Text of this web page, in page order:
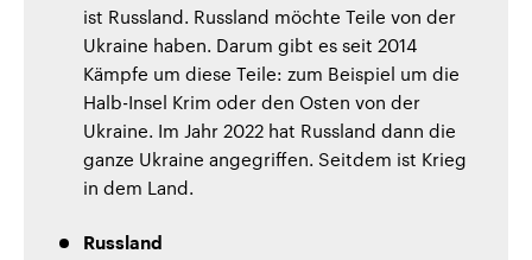
ist Russland. Russland möchte Teile von der
Ukraine haben. Darum gibt es seit 2014
Kämpfe um diese Teile: zum Beispiel um die
Halb-Insel Krim oder den Osten von der
Ukraine. Im Jahr 2022 hat Russland dann die
ganze Ukraine angegriffen. Seitdem ist Krieg
in dem Land.
Russland